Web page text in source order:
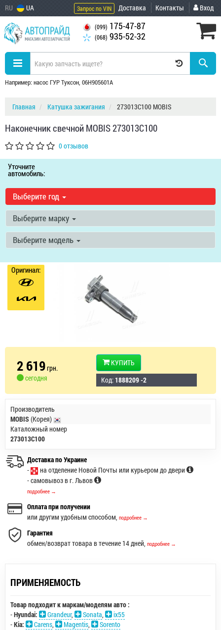
RU UA Запрос по VIN Доставка Контакты Вход
(099) 175-47-87
(068) 935-52-32
Например: насос ГУР Туксон, 06H905601A
Главная Катушка зажигания 273013C100 MOBIS
Наконечник свечной MOBIS 273013C100
0 отзывов
Уточните
автомобиль:
Выберите год
Выберите марку
Выберите модель
Оригинал:
2 619грн.
сегодня
КУПИТЬ
Код: 1888209 -2
Производитель
MOBIS (Корея)
Каталожный номер
273013C100
Доставка по Украине
-
на отделение Новой Почты или курьером до двери
- самовывоз в г. Львов
подробнее →
Оплата при получении
или другим удобным способом, подробнее →
Гарантия
обмен/возврат товара в течение 14 дней, подробнее →
ПРИМЕНЯЕМОСТЬ
Товар подходит к маркам/моделям авто :
-Hyundai: Grandeur, Sonata,
ix55
-Kia: Carens, Magentis,
Sorento